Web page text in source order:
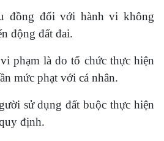
đồng đối với hành vi không
động đất đai.
phạm là do tổ chức thực hiện
mức phạt với cá nhân.
sử dụng đất buộc thực hiện
định.